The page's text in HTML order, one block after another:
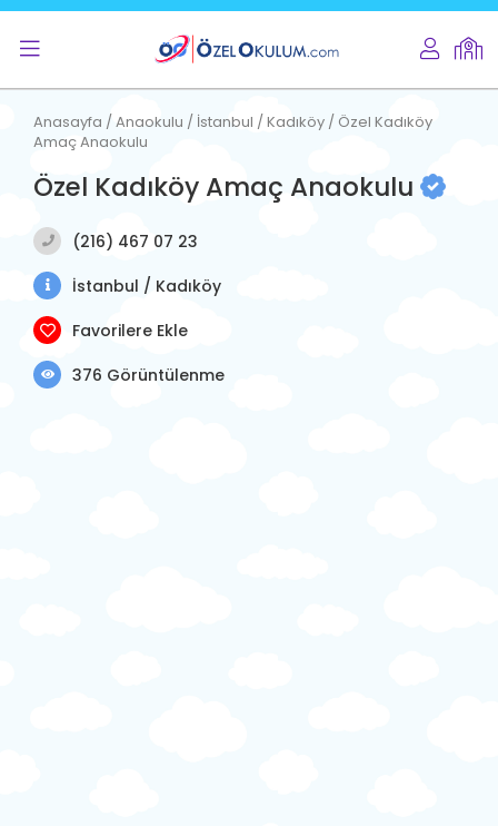
Anasayfa / Anaokulu / İstanbul / Kadıköy / Özel Kadıköy
Amaç Anaokulu
Özel Kadıköy Amaç Anaokulu
(216) 467 07 23
İstanbul / Kadıköy
Favorilere Ekle
376 Görüntülenme